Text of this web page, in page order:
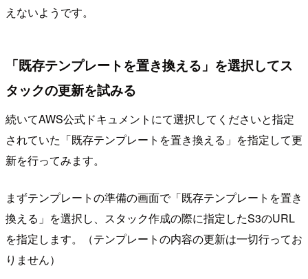
えないようです。
「既存テンプレートを置き換える」を選択してス
タックの更新を試みる
続いてAWS公式ドキュメントにて選択してくださいと指定
されていた「既存テンプレートを置き換える」を指定して更
新を行ってみます。
まずテンプレートの準備の画面で「既存テンプレートを置き
換える」を選択し、スタック作成の際に指定したS3のURL
を指定します。（テンプレートの内容の更新は一切行ってお
りません）